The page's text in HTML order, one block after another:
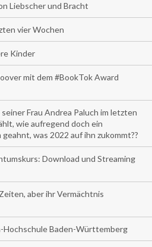
Liebscher und Bracht
vier Wochen
Kinder
mit dem #BookTok Award
Frau Andrea Paluch im letzten
wie aufregend doch ein
was 2022 auf ihn zukommt??
Download und Streaming
aber ihr Vermächtnis
Hochschule Baden-Württemberg